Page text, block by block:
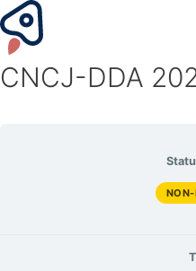
CNCJ-DDA
NON-